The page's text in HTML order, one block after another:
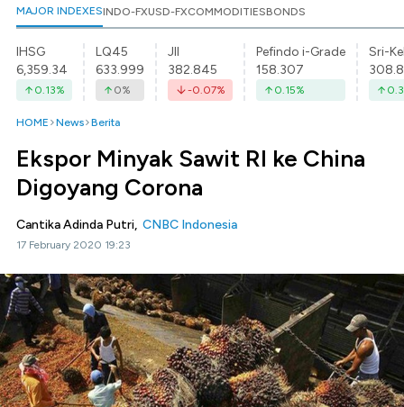
MAJOR INDEXESINDO-FXUSD-FXCOMMODITIESBONDS
IHSG
6,359.34
0.13%
LQ45
633.999
0%
JII
382.845
-0.07%
Pefindo i-Grade
158.307
0.15%
Sri-
0.3
HOME News Berita
Ekspor Minyak Sawit RI ke China
Digoyang Corona
Cantika Adinda Putri, CNBC Indonesia
17 February 2020 19:23